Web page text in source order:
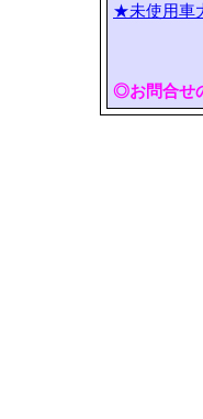
★未使用車
◎お問合せ